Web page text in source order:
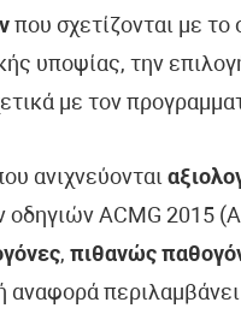
που σχετίζονται με το
υποψίας, την
με τον
ανιχνεύονται
οδηγιών ACMG 2015
, πιθανώς
αναφορά